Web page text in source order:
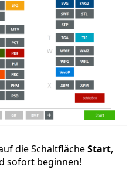
die SchaltflächeStart,
sofort beginnen!